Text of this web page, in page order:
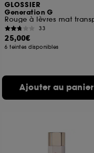
GLOSSIER
Generation G
33
25,00€
6 teintes disponibles
Ajouter au panier